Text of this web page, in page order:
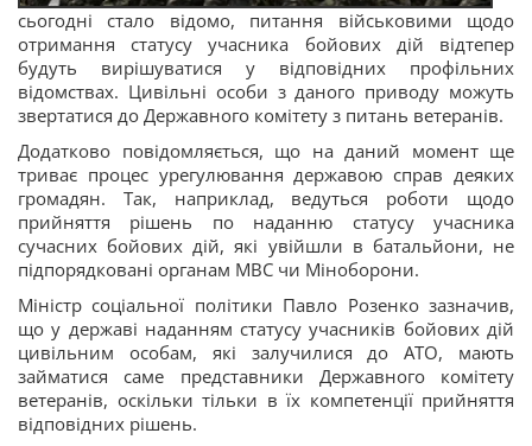
сьогодні стало відомо, питання військовими щодо
отримання статусу учасника бойових дій відтепер
будуть вирішуватися у відповідних профільних
відомствах. Цивільні особи з даного приводу можуть
звертатися до Державного комітету з питань ветеранів.
Додатково повідомляється, що на даний момент ще
триває процес урегулювання державою справ деяких
громадян. Так, наприклад, ведуться роботи щодо
прийняття рішень по наданню статусу учасника
сучасних бойових дій, які увійшли в батальйони, не
підпорядковані органам МВС чи Міноборони.
Міністр соціальної політики Павло Розенкозазначив,
що у державі наданням статусу учасників бойових дій
цивільним особам, які залучилися до АТО, мають
займатися саме представники Державного комітету
ветеранів, оскільки тільки в їх компетенції прийняття
відповідних рішень.